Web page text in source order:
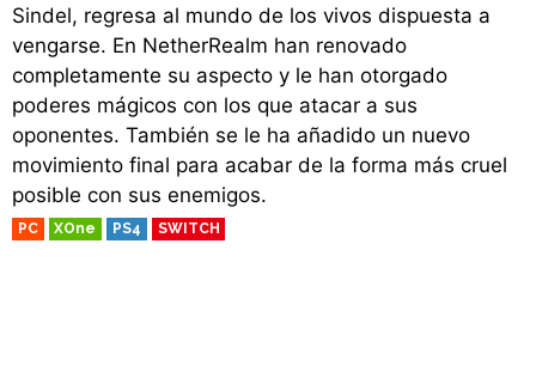
Sindel, regresa al mundo de los vivos dispuesta a
vengarse. En NetherRealm han renovado
completamente su aspecto y le han otorgado
poderes mágicos con los que atacar a sus
oponentes. También se le ha añadido un nuevo
movimiento final para acabar de la forma más cruel
posible con sus enemigos.
PC XOne PS4 SWITCH